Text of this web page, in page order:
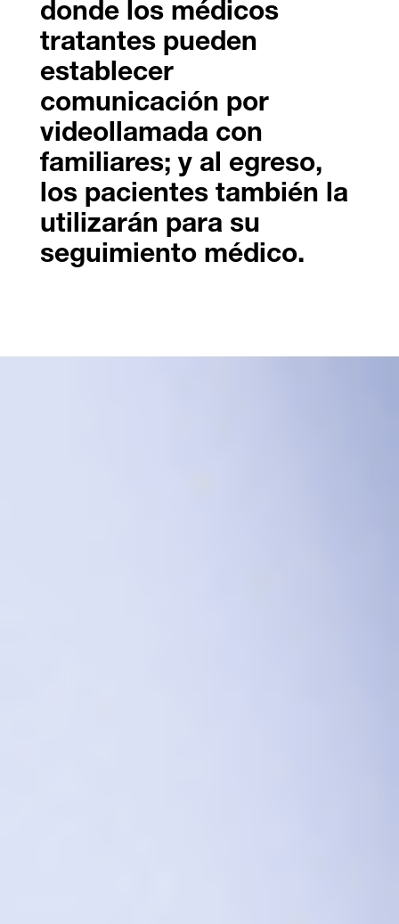
donde los médicos
tratantes pueden
establecer
comunicación por
videollamada con
familiares; y al egreso,
los pacientes también la
utilizarán para su
seguimiento médico.